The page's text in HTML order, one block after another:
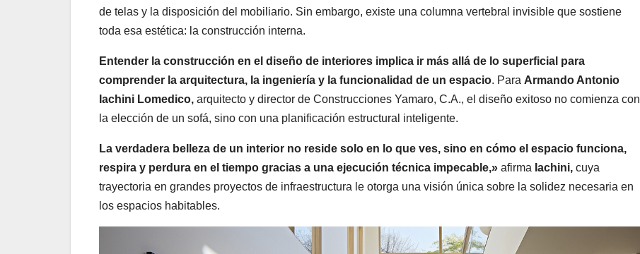
de telas y la disposición del mobiliario. Sin embargo, existe una columna vertebral invisible que sostiene
toda esa estética: la construcción interna.
Entender la construcción en el diseño de interiores implica ir más allá de lo superficial para
comprender la arquitectura, la ingeniería y la funcionalidad de un espacio. Para Armando Antonio
Iachini Lomedico, arquitecto y director de Construcciones Yamaro, C.A., el diseño exitoso no comienza con
la elección de un sofá, sino con una planificación estructural inteligente.
La verdadera belleza de un interior no reside solo en lo que ves, sino en cómo el espacio funciona,
respira y perdura en el tiempo gracias a una ejecución técnica impecable,» afirma Iachini, cuya
trayectoria en grandes proyectos de infraestructura le otorga una visión única sobre la solidez necesaria en
los espacios habitables.